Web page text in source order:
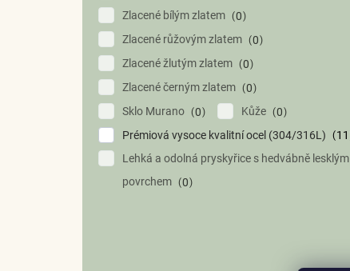
Zlacené bílým zlatem
0
Zlacené růžovým zlatem
0
Zlacené žlutým zlatem
0
Zlacené černým zlatem
0
Sklo Murano
0 Kůže
0
Prémiová vysoce kvalitní ocel (304/316L)
11
Lehká a odolná pryskyřice s hedvábně lesklým
povrchem
0